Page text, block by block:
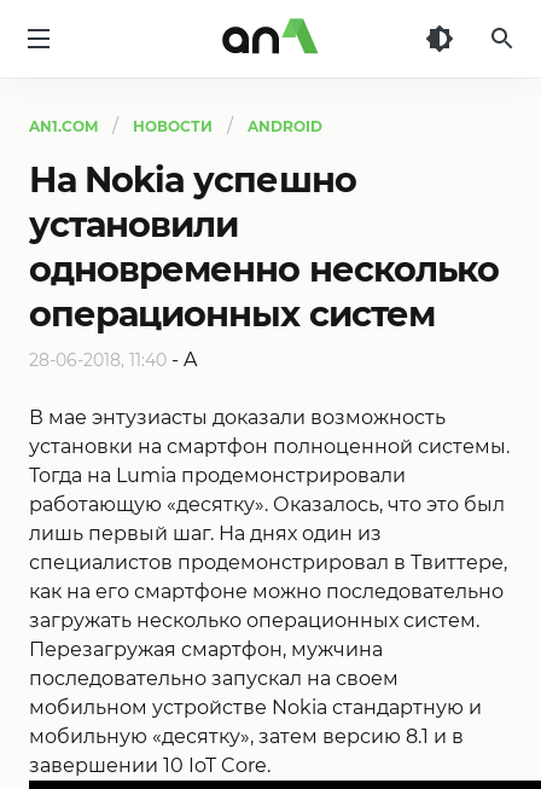
AN1.COM НОВОСТИ ANDROID
На Nokia успешно
установили
одновременно несколько
операционных систем
28-06-2018, 11:40 - A
В мае энтузиасты доказали возможность
установки на смартфон полноценной системы.
Тогда на Lumia продемонстрировали
работающую «десятку». Оказалось, что это был
лишь первый шаг. На днях один из
специалистов продемонстрировал в Твиттере,
как на его смартфоне можно последовательно
загружать несколько операционных систем.
Перезагружая смартфон, мужчина
последовательно запускал на своем
мобильном устройстве Nokia стандартную и
мобильную «десятку», затем версию 8.1 и в
завершении 10 IoT Core.